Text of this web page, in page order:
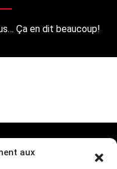
aux
Ça en dit beaucoup!
Politique de cookies (CA)